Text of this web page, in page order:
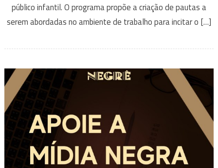
público infantil. O programa propõe a criação de pautas a
serem abordadas no ambiente de trabalho para incitar o […]